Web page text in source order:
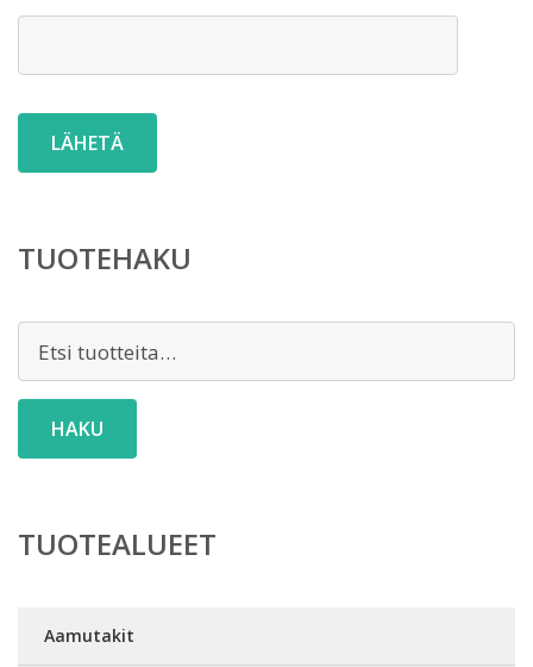
TUOTEHAKU
HAKU
TUOTEALUEET
Aamutakit